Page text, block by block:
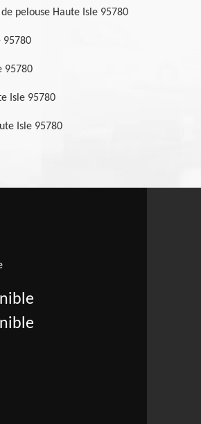
pelouse Haute Isle 95780
95780
95780
Isle 95780
Isle 95780